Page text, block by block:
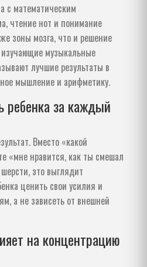
с математическим
чтение нот и понимание
зоны мозга, что и решение
музыкальные
лучшие результаты в
мышление и арифметику.
ребенка за каждый
Вместо «какой
«мне нравится, как ты смешал
это выглядит
ценить свои усилия и
а не зависеть от внешней
на концентрацию